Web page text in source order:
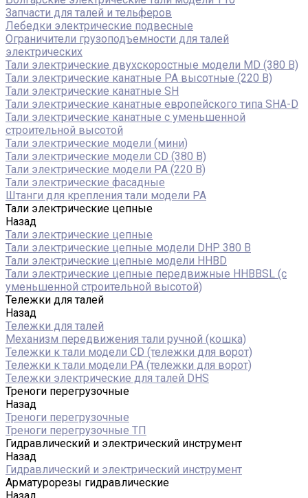
Запчасти для талей и тельферов
Лебедки электрические подвесные
Ограничители грузоподъемности для талей
электрических
Тали электрические двухскоростные модели MD (380 В)
Тали электрические канатные PA высотные (220 В)
Тали электрические канатные SH
Тали электрические канатные европейского типа SHA-D
Тали электрические канатные с уменьшенной
строительной высотой
Тали электрические модели (мини)
Тали электрические модели CD (380 В)
Тали электрические модели РА (220 В)
Тали электрические фасадные
Штанги для крепления тали модели РА
Тали электрические цепные
Назад
Тали электрические цепные
Тали электрические цепные модели DHP 380 В
Тали электрические цепные модели HHBD
Тали электрические цепные передвижные HHBBSL (с
уменьшенной строительной высотой)
Тележки для талей
Назад
Тележки для талей
Механизм передвижения тали ручной (кошка)
Тележки к тали модели CD (тележки для ворот)
Тележки к тали модели РА (тележки для ворот)
Тележки электрические для талей DHS
Треноги перегрузочные
Назад
Треноги перегрузочные
Треноги перегрузочные ТП
Гидравлический и электрический инструмент
Назад
Гидравлический и электрический инструмент
Арматурорезы гидравлические